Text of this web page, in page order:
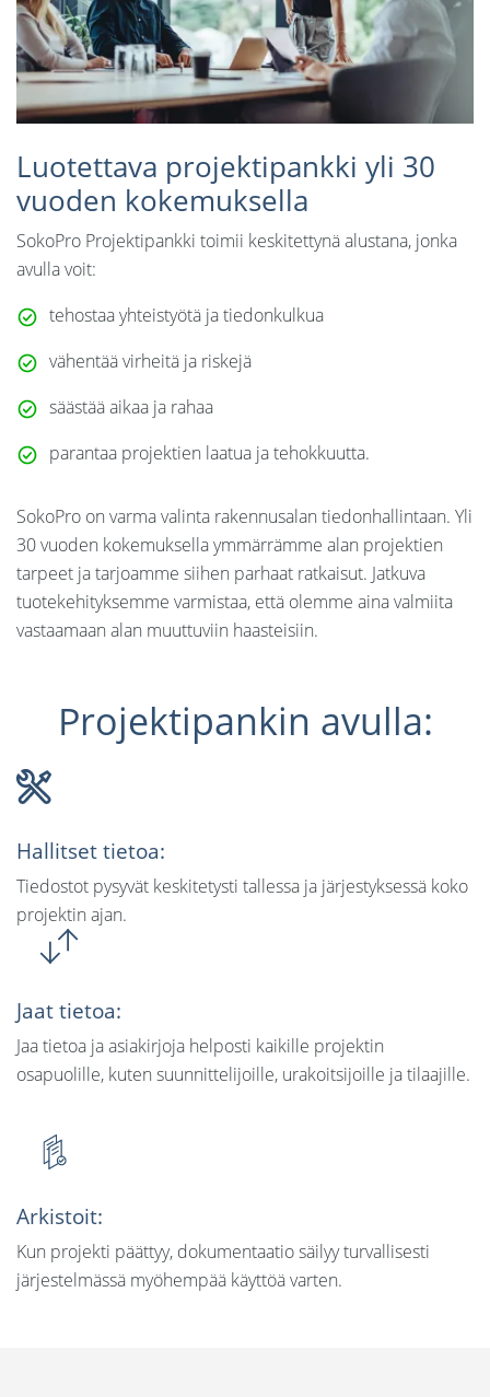
Luotettava projektipankki yli 30
vuoden kokemuksella
SokoPro Projektipankki toimii keskitettynä alustana, jonka
avulla voit:
tehostaa yhteistyötä ja tiedonkulkua
vähentää virheitä ja riskejä
säästää aikaa ja rahaa
parantaa projektien laatua ja tehokkuutta.
SokoPro on varma valinta rakennusalan tiedonhallintaan. Yli
30 vuoden kokemuksella ymmärrämme alan projektien
tarpeet ja tarjoamme siihen parhaat ratkaisut. Jatkuva
tuotekehityksemme varmistaa, että olemme aina valmiita
vastaamaan alan muuttuviin haasteisiin.
Projektipankin avulla:
Hallitset tietoa:
Tiedostot pysyvät keskitetysti tallessa ja järjestyksessä koko
projektin ajan.
Jaat tietoa:
Jaa tietoa ja asiakirjoja helposti kaikille projektin
osapuolille, kuten suunnittelijoille, urakoitsijoille ja tilaajille.
Arkistoit:
Kun projekti päättyy, dokumentaatio säilyy turvallisesti
järjestelmässä myöhempää käyttöä varten.